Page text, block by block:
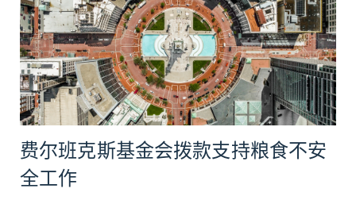
费尔班克斯基金会拨款支持粮食不安
全工作